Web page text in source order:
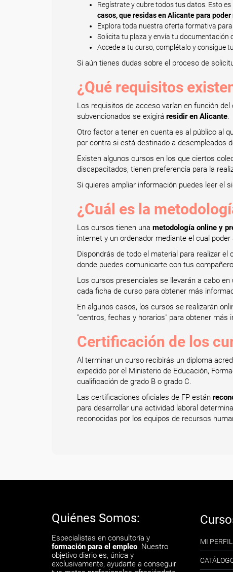
Regístrate y cubre todos tus datos. Esto
casos, que residas en Alicante para
Explora toda nuestra oferta formativa
Solicita tu plaza y envía tu documentación
Accede a tu curso, complétalo y consigue
Si aún tienes dudas sobre el proceso de
¿Qué requisitos
Los requisitos de acceso varían en función
subvencionados se exigirá residir en Alicante.
Otro factor a tener en cuenta es al público al
por contra si está destinado a desempleados
Existen algunos cursos en los que ciertos
discapacitados, tienen preferencia para la
Si quieres ampliar información puedes leer el
¿Cuál es la
Los cursos tienen una metodología online y
internet y un ordenador mediante el cual poder
Dispondrás de todo el material para realizar el
donde puedes comunicarte con tus
Los cursos presenciales se llevarán a cabo
cada ficha de curso para obtener más
En algunos casos, los cursos se realizarán
"centros, fechas y horarios" para obtener más
Certificación de los
Al terminar un curso recibirás un diploma
expedido por el Ministerio de Educación,
cualificación de grado B o grado C.
Las certificaciones oficiales de FP están
para desarrollar una actividad laboral
reconocidas por los equipos de recursos
Quiénes Somos:
Especialistas en consultoría y
formación para el empleo. Nuestro
objetivo diario es, única y
exclusivamente, ayudarte a conseguir
MI PERFIL